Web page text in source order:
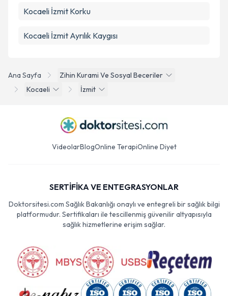
Ana Sayfa
Zihin Kurami Ve Sosyal Beceriler
Kocaeli
İzmit
Kocaeli İzmit Korku
Kocaeli İzmit Ayrılık Kaygısı
VideolarBlogOnline TerapiOnline Diyet
SERTİFİKA VE ENTEGRASYONLAR
Doktorsitesi.com Sağlık Bakanlığı onaylı ve entegreli bir sağlık bilgi
platformudur. Sertifikaları ile tescillenmiş güvenilir altyapısıyla
sağlık hizmetlerine erişim sağlar.